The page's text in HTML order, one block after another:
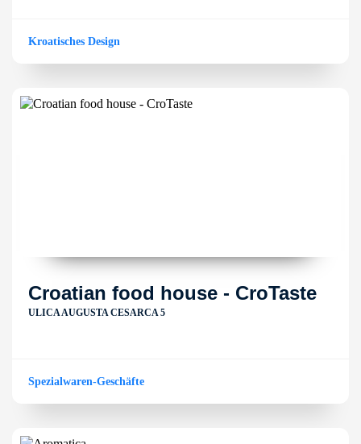
Kroatisches Design
Croatian food house - CroTaste
ULICA AUGUSTA CESARCA 5
Spezialwaren-Geschäfte